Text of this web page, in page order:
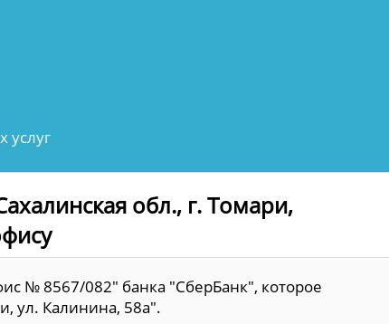
услуг
обл., г. Томари,
№ 8567/082" банка "СберБанк", которое
ул. Калинина, 58а".